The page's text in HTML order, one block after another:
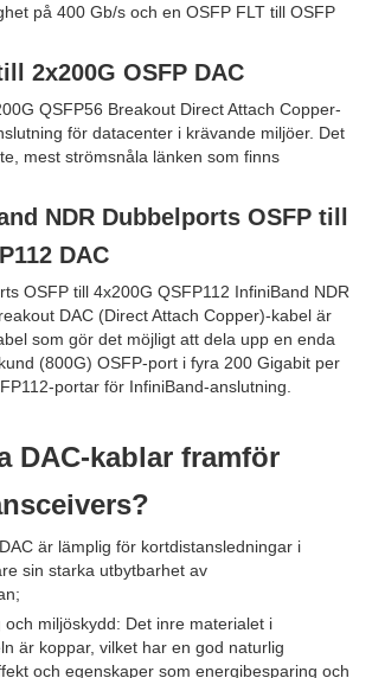
på 400 Gb/s och en OSFP FLT till OSFP
2x200G OSFP DAC
QSFP56 Breakout Direct Attach Copper-
för datacenter i krävande miljöer. Det
mest strömsnåla länken som finns
NDR Dubbelports OSFP till
DAC
OSFP till 4x200G QSFP112 InfiniBand NDR
DAC (Direct Attach Copper)-kabel är
som gör det möjligt att dela upp en enda
(800G) OSFP-port i fyra 200 Gigabit per
portar för InfiniBand-anslutning.
DAC-kablar framför
är lämplig för kortdistansledningar i
sin starka utbytbarhet av
och miljöskydd: Det inre materialet i
är koppar, vilket har en god naturlig
och egenskaper som energibesparing och